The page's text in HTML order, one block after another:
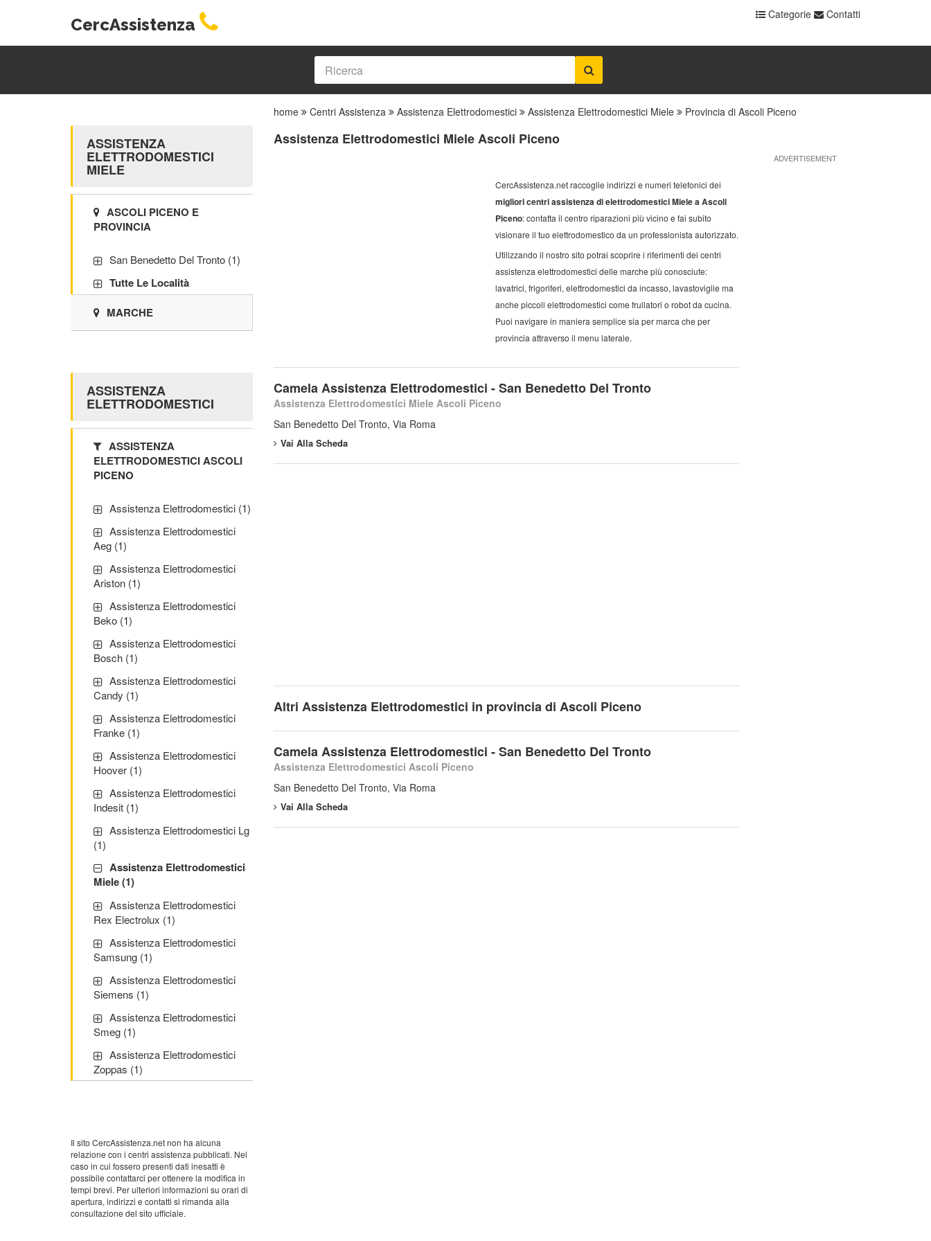
CercAssistenza
Categorie Contatti
home Centri Assistenza Assistenza Elettrodomestici Assistenza Elettrodomestici Miele Provincia di Ascoli Piceno
Assistenza Elettrodomestici Miele Ascoli Piceno
CercAssistenza.net raccoglie indirizzi e numeri telefonici dei
migliori centri assistenza di elettrodomestici Miele a Ascoli
Piceno: contatta il centro riparazioni più vicino e fai subito
visionare il tuo elettrodomestico da un professionista autorizzato.
Utilizzando il nostro sito potrai scoprire i riferimenti dei centri
assistenza elettrodomestici delle marche più conosciute:
lavatrici, frigoriferi, elettrodomestici da incasso, lavastoviglie ma
anche piccoli elettrodomestici come frullatori o robot da cucina.
Puoi navigare in maniera semplice sia per marca che per
provincia attraverso il menu laterale.
Camela Assistenza Elettrodomestici - San Benedetto Del Tronto
Assistenza Elettrodomestici Miele Ascoli Piceno
San Benedetto Del Tronto, Via Roma
Vai Alla Scheda
Altri Assistenza Elettrodomestici in provincia di Ascoli Piceno
Camela Assistenza Elettrodomestici - San Benedetto Del Tronto
Assistenza Elettrodomestici Ascoli Piceno
San Benedetto Del Tronto, Via Roma
Vai Alla Scheda
ADVERTISEMENT
ASSISTENZA
ELETTRODOMESTICI
MIELE
ASCOLI PICENO E
PROVINCIA
San Benedetto Del Tronto (1)
Tutte Le Località
MARCHE
ASSISTENZA
ELETTRODOMESTICI
ASSISTENZA
ELETTRODOMESTICI ASCOLI
PICENO
Assistenza Elettrodomestici (1)
Assistenza Elettrodomestici
Aeg (1)
Assistenza Elettrodomestici
Ariston (1)
Assistenza Elettrodomestici
Beko (1)
Assistenza Elettrodomestici
Bosch (1)
Assistenza Elettrodomestici
Candy (1)
Assistenza Elettrodomestici
Franke (1)
Assistenza Elettrodomestici
Hoover (1)
Assistenza Elettrodomestici
Indesit (1)
Assistenza Elettrodomestici Lg
(1)
Assistenza Elettrodomestici
Miele (1)
Assistenza Elettrodomestici
Rex Electrolux (1)
Assistenza Elettrodomestici
Samsung (1)
Assistenza Elettrodomestici
Siemens (1)
Assistenza Elettrodomestici
Smeg (1)
Assistenza Elettrodomestici
Zoppas (1)
Il sito CercAssistenza.net non ha alcuna
relazione con i centri assistenza pubblicati. Nel
caso in cui fossero presenti dati inesatti è
possibile contattarci per ottenere la modifica in
tempi brevi. Per ulteriori informazioni su orari di
apertura, indirizzi e contatti si rimanda alla
consultazione del sito ufficiale.